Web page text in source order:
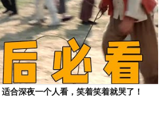
合深夜一个人看，笑着笑着就哭了！